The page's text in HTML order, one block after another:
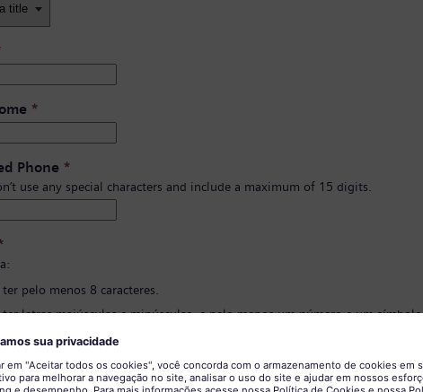
*
Phone *
use any special characters and include a maximum of 15 digits.
ter pelo menos 8 caracteres.
ter letras maiúsculas e minúsculas, e pelo menos um número e um
ter nenhuma informação pessoal.
conter palavras comumente usadas.